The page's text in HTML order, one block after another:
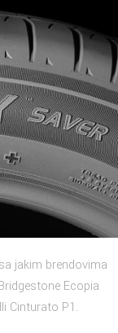
jakim brendovima
Ecopia
Cinturato P1.